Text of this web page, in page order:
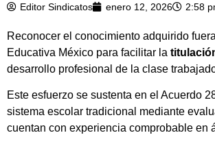
Editor Sindicatos enero 12, 2026 2:58
Reconocer el conocimiento adquirido
Educativa México para facilitar la
desarrollo profesional de la clase
Este esfuerzo se sustenta en el Acuerdo
sistema escolar tradicional mediante
cuentan con experiencia comprobable en